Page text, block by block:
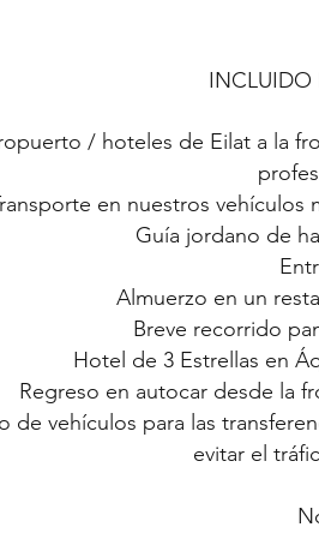
INCLUIDO
/ hoteles de Eilat a la
en nuestros vehículos
Guía jordano de
Almuerzo en un
Breve recorrido
Hotel de 3 Estrellas en
Regreso en autocar desde la
de vehículos para las
evitar el